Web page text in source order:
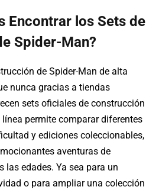
Encontrar los Sets de
Spider-Man?
de Spider-Man de alta
nunca gracias a tiendas
sets oficiales de construcción
permite comparar diferentes
y ediciones coleccionables,
aventuras de
las edades. Ya sea para un
o para ampliar una colección